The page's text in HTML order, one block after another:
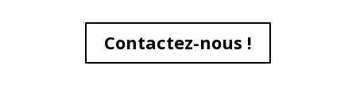
Contactez-nous !